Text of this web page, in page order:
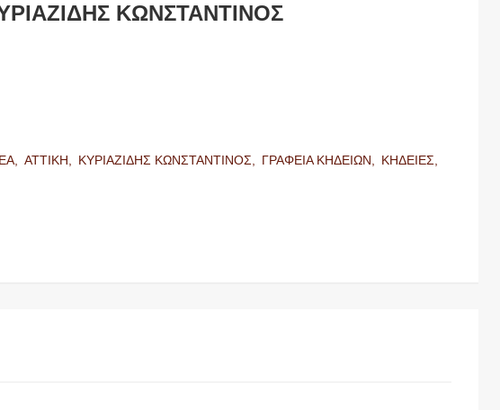
ΚΩΝΣΤΑΝΤΙΝΟΣ
ΑΤΤΙΚΗ, ΚΥΡΙΑΖΙΔΗΣ ΚΩΝΣΤΑΝΤΙΝΟΣ, ΓΡΑΦΕΙΑ ΚΗΔΕΙΩΝ,
ΚΗΔΕΙΕΣ,